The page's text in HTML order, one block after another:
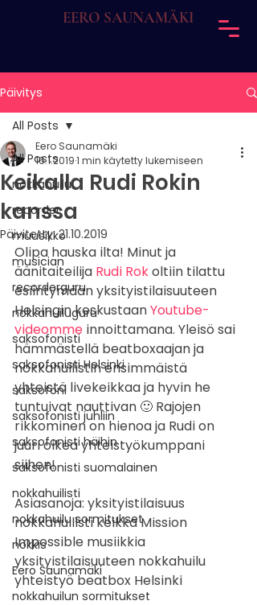
EERO SAUNAMÄKI
Päivitys
All Posts
nokkahuilu
recorder
muusikko
musician
recorderguru
nokkahuiluguru
saksofonisti
saksofonisti Helsinki
saksofoni
saksofonisti juhliin
saksofonisti häihin
saksofonisti suomalainen
nokkahuilisti
nokkahuilu sormitukset
nokkis
Eero Saunamäki
nokkahuilun sormitukset
All Posts
Keikalla Rudi Rokin
kanssa
Eero Saunamäki
16.1.20191 min käytetty lukemiseen
Päivitetty:21.10.2019
Olipa hauska ilta! Minut ja
äänitaiteilija Rudi Rok oltiin tilattu
esiintymään yksityistilaisuuteen
Helsingin keskustaan Youtube-
videomme innoittamana. Yleisö sai
hämmästellä beatboxaajan ja
nokkahuilistin ensimmäistä
yhteistä livekeikkaa ja hyvin he
tuntuivat nauttivan 🙂 Rajojen
rikkominen on hienoa ja Rudi on
juuri oikea yhteistyökumppani
siihen!
Asiasanoja: yksityistilaisuus
nokkahuilisti keikka Mission
Impossible musiikkia
yksityistilaisuuteen nokkahuilu
yhteistyö beatbox Helsinki